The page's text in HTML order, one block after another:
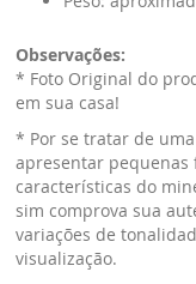
Observações:
* Foto Original do
em sua casa!
* Por se tratar de
apresentar pequenas
características do
sim comprova sua
variações de
visualização.